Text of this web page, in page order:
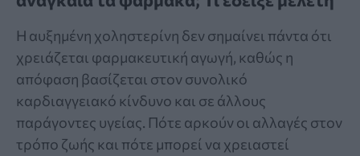
Η αυξημένη χοληστερίνη δεν σημαίνει πάντα ότι
χρειάζεται φαρμακευτική αγωγή, καθώς η
απόφαση βασίζεται στον συνολικό
καρδιαγγειακό κίνδυνο και σε άλλους
παράγοντες υγείας. Πότε αρκούν οι αλλαγές στον
τρόπο ζωής και πότε μπορεί να χρειαστεί